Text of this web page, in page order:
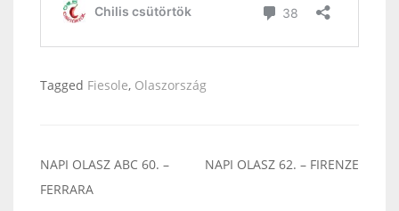
Tagged Fiesole, Olaszország
Bejegyzés
navigáció
NAPI OLASZ ABC 60. –
FERRARA
NAPI OLASZ 62. – FIRENZE